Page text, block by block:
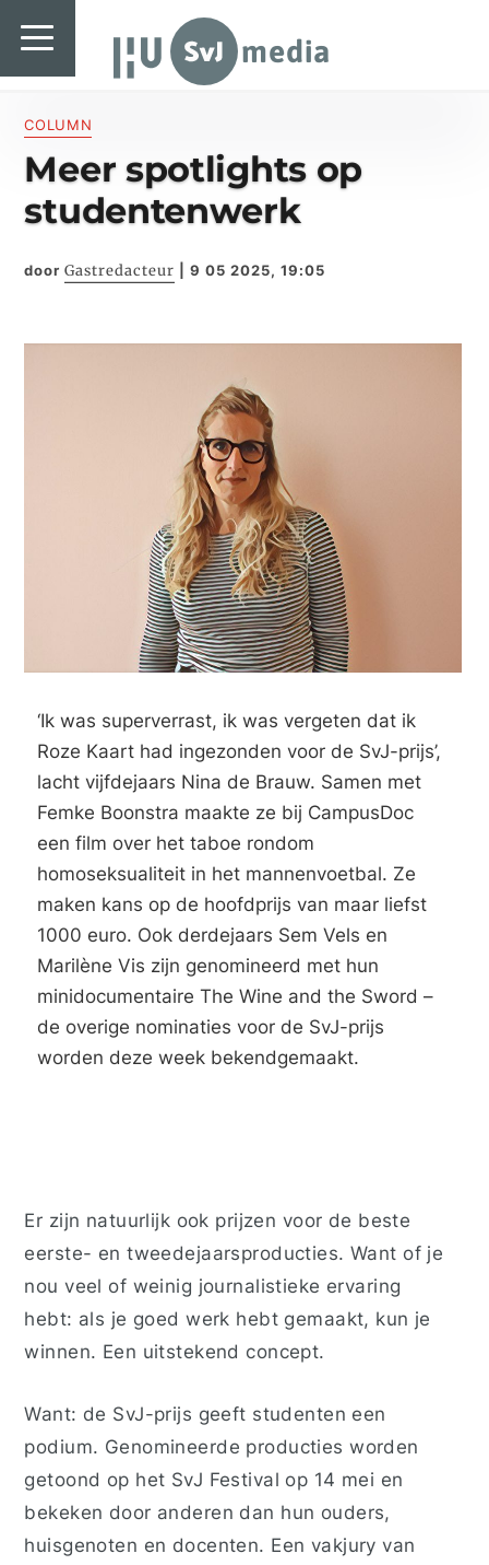
SvJ media
COLUMN
Meer spotlights op
studentenwerk
doorGastredacteur |9 05 2025, 19:05
‘Ik was superverrast, ik was vergeten dat ik
Roze Kaart had ingezonden voor de SvJ-prijs’,
lacht vijfdejaars Nina de Brauw. Samen met
Femke Boonstra maakte ze bij CampusDoc
een film over het taboe rondom
homoseksualiteit in het mannenvoetbal. Ze
maken kans op de hoofdprijs van maar liefst
1000 euro. Ook derdejaars Sem Vels en
Marilène Vis zijn genomineerd met hun
minidocumentaire The Wine and the Sword –
de overige nominaties voor de SvJ-prijs
worden deze week bekendgemaakt.
Er zijn natuurlijk ook prijzen voor de beste
eerste- en tweedejaarsproducties. Want of je
nou veel of weinig journalistieke ervaring
hebt: als je goed werk hebt gemaakt, kun je
winnen. Een uitstekend concept.
Want: de SvJ-prijs geeft studenten een
podium. Genomineerde producties worden
getoond op het SvJ Festival op 14 mei en
bekeken door anderen dan hun ouders,
huisgenoten en docenten. Een vakjury van
SvJ media
Regionaal
Specials & International
In de praktijk
Agenda & Vacatures